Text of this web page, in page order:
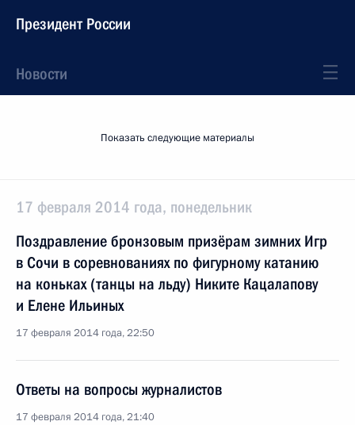
Президент России
Новости
Показать следующие материалы
17 февраля 2014 года, понедельник
Поздравление бронзовым призёрам зимних Игр
в Сочи в соревнованиях по фигурному катанию
на коньках (танцы на льду) Никите Кацалапову
и Елене Ильиных
17 февраля 2014 года, 22:50
Ответы на вопросы журналистов
17 февраля 2014 года, 21:40